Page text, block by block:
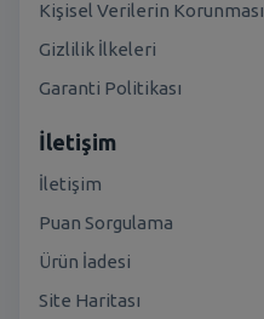
Kişisel Verilerin Korunması
Gizlilik İlkeleri
Garanti Politikası
İletişim
İletişim
Puan Sorgulama
Ürün İadesi
Site Haritası